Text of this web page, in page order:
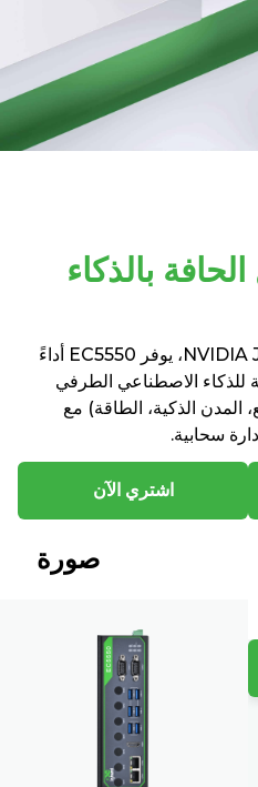
بالذكاء
بفضل معالج NVIDIA Jetson Orin NX، يوفر EC5550 أداءً
الثانية للذكاء الاصطناعي الطرفي
المدن الذكية، الطاقة) مع
سحابية.
اشتري الآن
صورة